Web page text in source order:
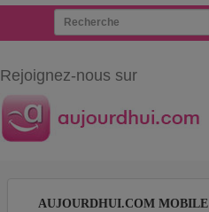
Rejoignez-nous sur
AUJOURDHUI.COM MOBILE